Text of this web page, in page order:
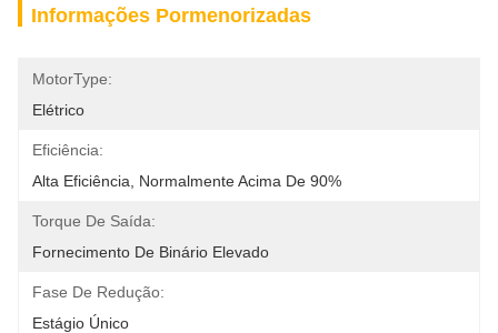
Informações Pormenorizadas
MotorType:
Elétrico
Eficiência:
Alta Eficiência, Normalmente Acima De 90%
Torque De Saída:
Fornecimento De Binário Elevado
Fase De Redução:
Estágio Único